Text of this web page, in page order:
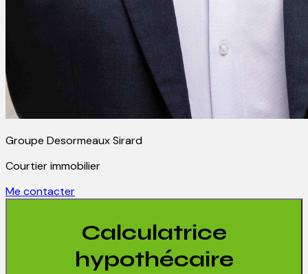
Groupe Desormeaux Sirard
Courtier immobilier
Me contacter
Calculatrice
hypothécaire